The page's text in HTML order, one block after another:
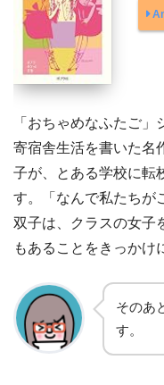
「おちゃめなふたご
寄宿舎生活を書いた名
子が、とある学校に転
す。「なんで私たちが
双子は、クラスの女子
もあることをきっかけ
そのあ
す。